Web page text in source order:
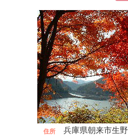
住所 兵庫県朝来市生